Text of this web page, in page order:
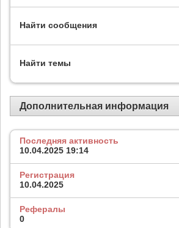
Найти сообщения
Найти темы
Дополнительная информация
Последняя активность
10.04.2025 19:14
Регистрация
10.04.2025
Рефералы
0